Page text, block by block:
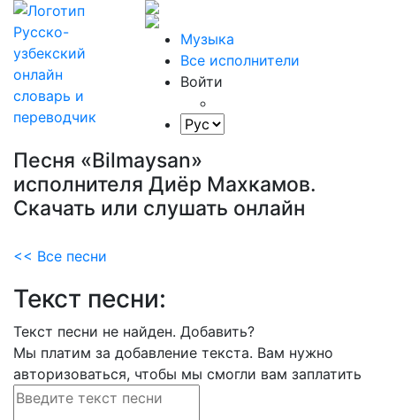
Музыка
Все исполнители
Войти
Песня «Bilmaysan»
исполнителя Диёр Махкамов.
Скачать или слушать онлайн
<< Все песни
Текст песни:
Текст песни не найден. Добавить?
Мы платим за добавление текста. Вам нужно
авторизоваться, чтобы мы смогли вам заплатить